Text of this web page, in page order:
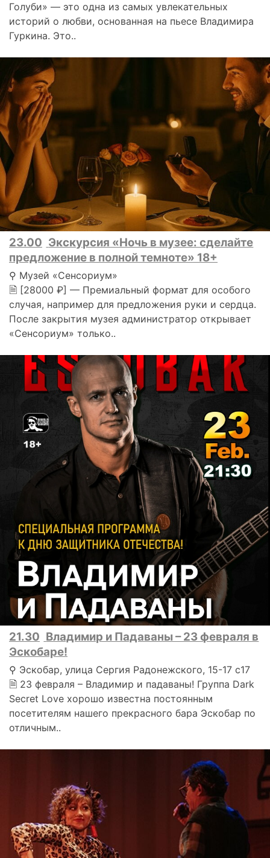
Голуби» — это одна из самых увлекательных
историй о любви, основанная на пьесе Владимира
Гуркина. Это..
23.00 Экскурсия «Ночь в музее: сделайте
предложение в полной темноте» 18+
⚲ Музей «Сенсориум»
🗎 [28000 ₽] — Премиальный формат для особого
случая, например для предложения руки и сердца.
После закрытия музея администратор открывает
«Сенсориум» только..
21.30 Владимир и Падаваны – 23 февраля в
Эскобаре!
⚲ Эскобар, улица Сергия Радонежского, 15-17 с17
🗎 23 февраля – Владимир и падаваны! Группа Dark
Secret Love хорошо известна постоянным
посетителям нашего прекрасного бара Эскобар по
отличным..